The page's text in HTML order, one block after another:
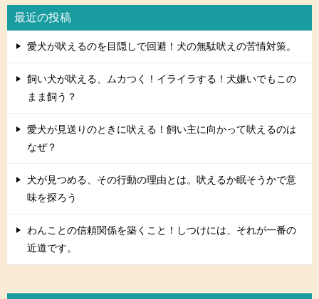
最近の投稿
愛犬が吠えるのを目隠しで回避！犬の無駄吠えの苦情対策。
飼い犬が吠える、ムカつく！イライラする！犬嫌いでもこの
まま飼う？
愛犬が見送りのときに吠える！飼い主に向かって吠えるのは
なぜ？
犬が見つめる、その行動の理由とは。吠えるか眠そうかで意
味を探ろう
わんことの信頼関係を築くこと！しつけには、それが一番の
近道です。